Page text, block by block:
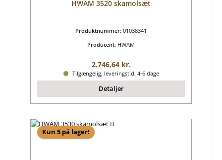
HWAM 3520 skamolsæt
Produktnummer: 01038341
Producent: HWAM
Almindelig pris:
2.746,64 kr.
Tilgængelig, leveringstid: 4-6 dage
Detaljer
Kun 5 på lager!